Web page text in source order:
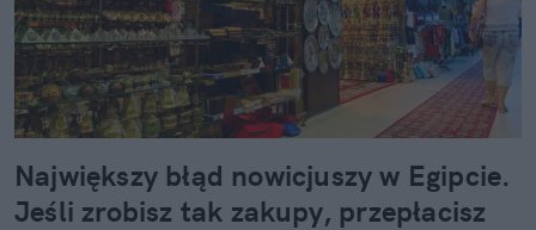
Największy błąd nowicjuszy w Egipcie.
Jeśli zrobisz tak zakupy, przepłacisz